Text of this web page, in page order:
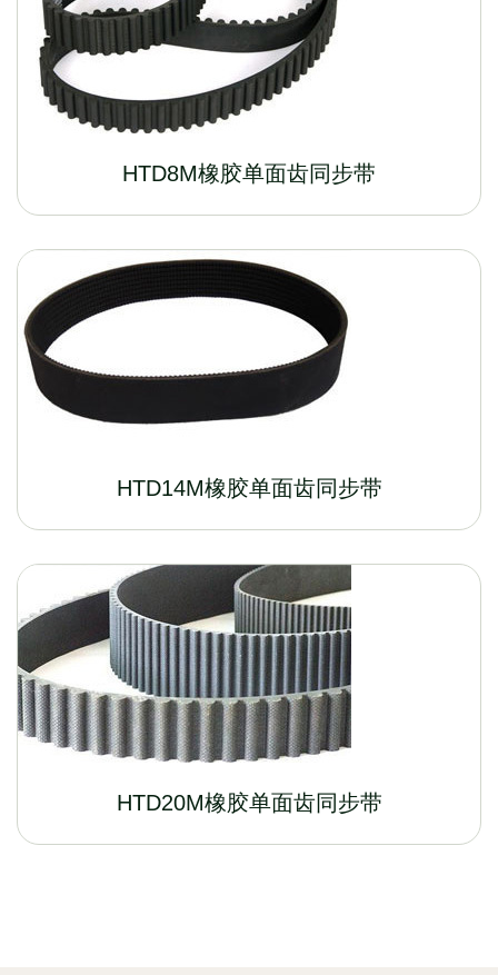
HTD8M橡胶单面齿同步带
HTD14M橡胶单面齿同步带
HTD20M橡胶单面齿同步带